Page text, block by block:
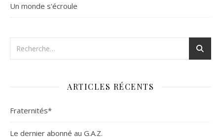
Un monde s'écroule
ARTICLES RÉCENTS
Fraternités*
Le dernier abonné au G.A.Z.